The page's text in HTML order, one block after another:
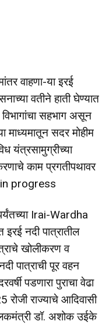
वाहणा-या इरई
वतीने हाती घेण्यात
सहभाग असून
सदर मोहीम
यंत्रसामुग्रीच्या
काम प्रगतीपथावर
progress
Irai-Wardha
नदी पात्रातील
खोलीकरण व
पात्राची पूर वहन
पडणारा पुराचा वेढा
रोजी राज्याचे आदिवासी
डॉ. अशोक उईके